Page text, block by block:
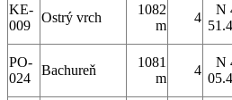
KE-
009
Ostrý vrch
1082
m
4
N
PO-
024
Bachureň
1081
m
4
N